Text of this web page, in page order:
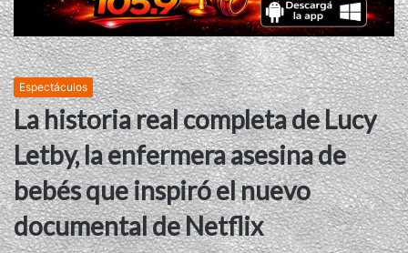
Espectáculos
La historia real completa de Lucy
Letby, la enfermera asesina de
bebés que inspiró el nuevo
documental de Netflix